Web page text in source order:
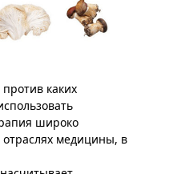
каких
широко
медицины, в